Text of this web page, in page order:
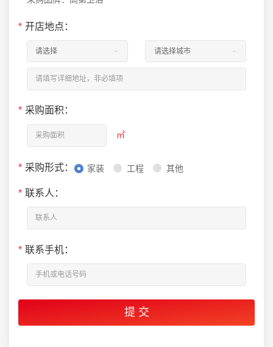
* 开店地点：
* 采购面积：
㎡
* 采购形式： 家装 工程 其他
* 联系人：
* 联系手机：